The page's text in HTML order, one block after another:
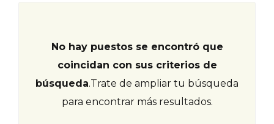
No hay puestos se encontró que
coincidan con sus criterios de
búsqueda.Trate de ampliar tu búsqueda
para encontrar más resultados.